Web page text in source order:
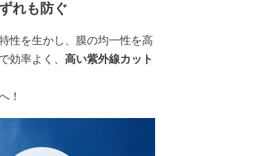
れも防ぐ
性を生かし、膜の均一性を高
で効率よく、 高い紫外線カット
！